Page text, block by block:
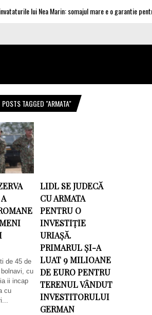
lui Nea Marin: somajul mare e o garantie
POSTS TAGGED "ARMATA"
de 45 de
cu
ii incap
cu
LIDL SE JUDECĂ
CU ARMATA
PENTRU O
INVESTIȚIE
URIAȘĂ.
PRIMARUL ȘI-A
LUAT 9 MILIOANE
DE EURO PENTRU
TERENUL VÂNDUT
INVESTITORULUI
GERMAN